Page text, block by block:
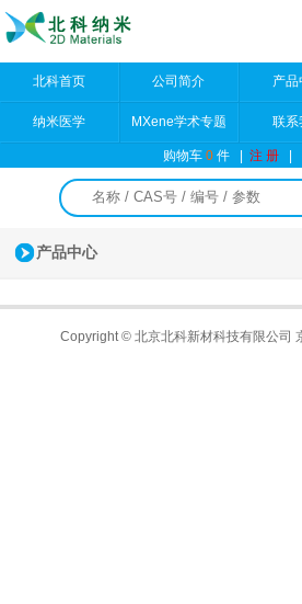
北科首页 公司简介 产品
纳米医学 MXene学术专题 联系
购物车0件 |注 册 |
产品中心
Copyright © 北京北科新材科技有限公司